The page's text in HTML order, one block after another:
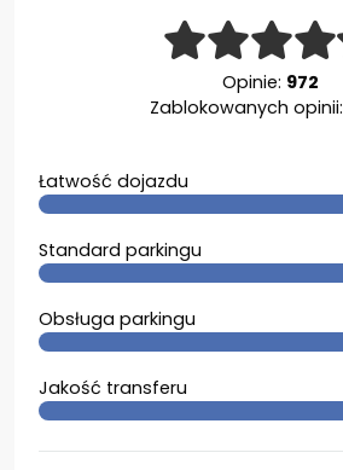
Opinie: 972
Zablokowanych opinii:
Łatwość dojazdu
Standard parkingu
Obsługa parkingu
Jakość transferu